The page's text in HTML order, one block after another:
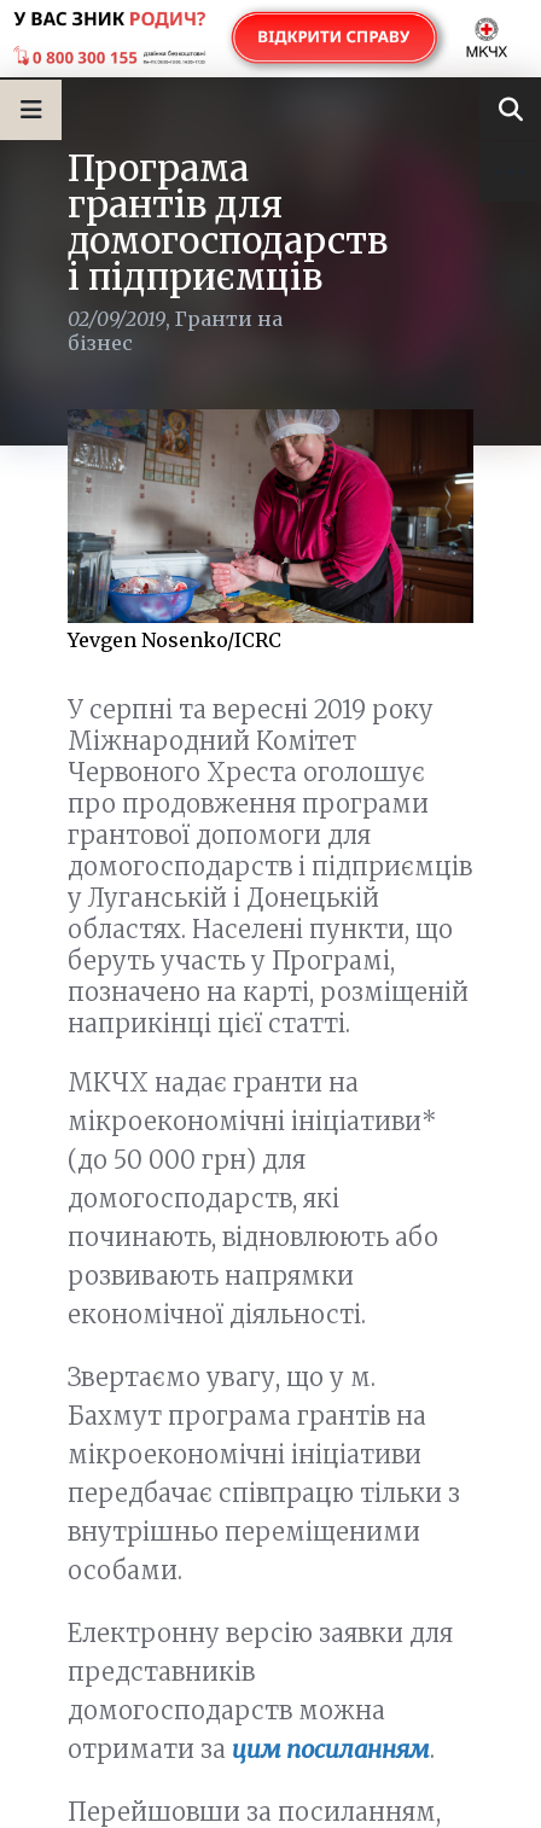
Програма
грантів для
домогосподарств
і підприємців
02/09/2019, Гранти на
бізнес
Yevgen Nosenko/ICRC
У серпні та вересні 2019 року
Міжнародний Комітет
Червоного Хреста оголошує
про продовження програми
грантової допомоги для
домогосподарств і підприємців
у Луганській і Донецькій
областях. Населені пункти, що
беруть участь у Програмі,
позначено на карті, розміщеній
наприкінці цієї статті.
MКЧХ надає гранти на
мікроекономічні ініціативи*
(до 50 000 грн) для
домогосподарств, які
починають, відновлюють або
розвивають напрямки
економічної діяльності.
Звертаємо увагу, що у м.
Бахмут програма грантів на
мікроекономічні ініціативи
передбачає співпрацю тільки з
внутрішньо переміщеними
особами.
Електронну версію заявки для
представників
домогосподарств можна
отримати за цим посиланням.
Перейшовши за посиланням,